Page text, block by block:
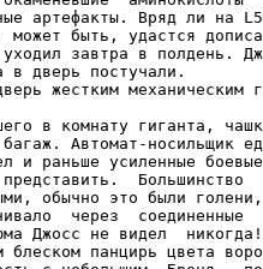
артефакты. Вряд ли на
может быть, удастся
завтра в полдень.
дверь постучали.
жестким механическим
в комнату гиганта,
Автомат-носильщик
и раньше усиленные
Большинство
обычно это были
через  соединенные
Джосс не видел
панцирь цвета